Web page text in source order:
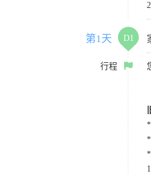
第1天 D1
行程